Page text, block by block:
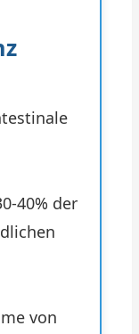
40% der
von